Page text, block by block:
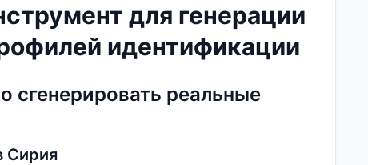
для генерации
идентификации
сгенерировать реальные
Сирия